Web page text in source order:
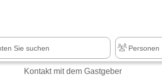
Kontakt mit dem Gastgeber